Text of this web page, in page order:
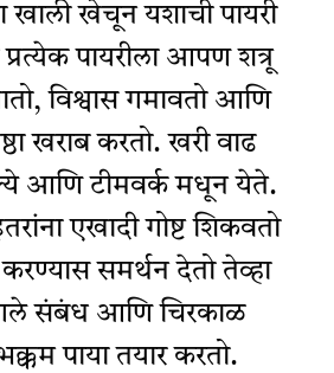
खेचून यशाची पायरी
पायरीला आपण शत्रू
विश्वास गमावतो आणि
खराब करतो. खरी वाढ
आणि टीमवर्क मधून येते.
एखादी गोष्ट शिकवतो
समर्थन देतो तेव्हा
संबंध आणि चिरकाळ
पाया तयार करतो.